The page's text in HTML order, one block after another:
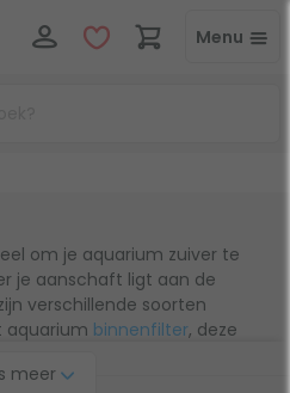
Menu
om je aquarium zuiver te
je aanschaft ligt aan de
verschillende soorten
aquarium binnenfilter, deze
hebt het
meer